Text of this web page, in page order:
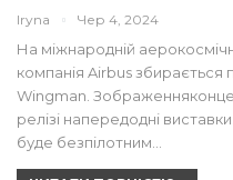
Iryna Чер 4, 2024
На міжнародній
компанія Airbus збирається
Wingman.
релізі напередодні
буде безпілотним…